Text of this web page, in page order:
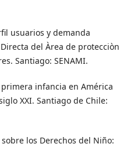
usuarios y demanda
del Àrea de protecciòn
Santiago: SENAMI.
infancia en América
XXI. Santiago de Chile:
los Derechos del Niño: